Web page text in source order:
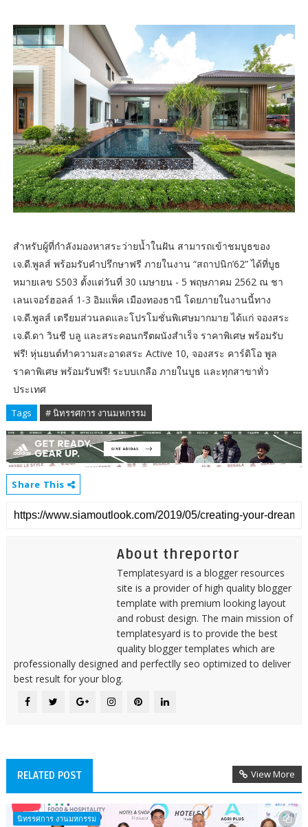
สำหรับผู้ที่กำลังมองหาสระว่ายน้ำในฝัน สามารถเข้าชมบูธของ
เจ.ดี.พูลส์ พร้อมรับคำปรึกษาฟรี ภายในงาน “สถาปนิก’62” ได้ที่บูธ
หมายเลข S503 ตั้งแต่วันที่ 30 เมษายน - 5 พฤษภาคม 2562 ณ ชา
เลนเจอร์ฮอลล์ 1-3 อิมแพ็ค เมืองทองธานี โดยภายในงานนี้ทาง
เจ.ดี.พูลส์ เตรียมส่วนลดและโปรโมชั่นพิเศษมากมาย ได้แก่ จองสระ
เจ.ดี.ดา วินชี บลู และสระคอนกรีตผนังสำเร็จ ราคาพิเศษ พร้อมรับ
ฟรี! หุ่นยนต์ทำความสะอาดสระ Active 10, จองสระ คาร์ดิโอ พูล
ราคาพิเศษ พร้อมรับฟรี! ระบบเกลือ ภายในบูธ และทุกสาขาทั่ว
ประเทศ
Tags # นิทรรศการ งานมหกรรม
Share This
About threportor
Templatesyard is a blogger resources
site is a provider of high quality blogger
template with premium looking layout
and robust design. The main mission of
templatesyard is to provide the best
quality blogger templates which are
professionally designed and perfectlly seo optimized to deliver
best result for your blog.
RELATED POST View More
นิทรรศการ งานมหกรรม